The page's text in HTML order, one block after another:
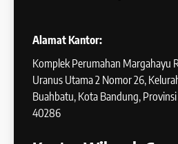
Alamat Kantor:
Komplek Perumahan Margahayu
Uranus Utama 2 Nomor 26,
Buahbatu, Kota Bandung,
40286